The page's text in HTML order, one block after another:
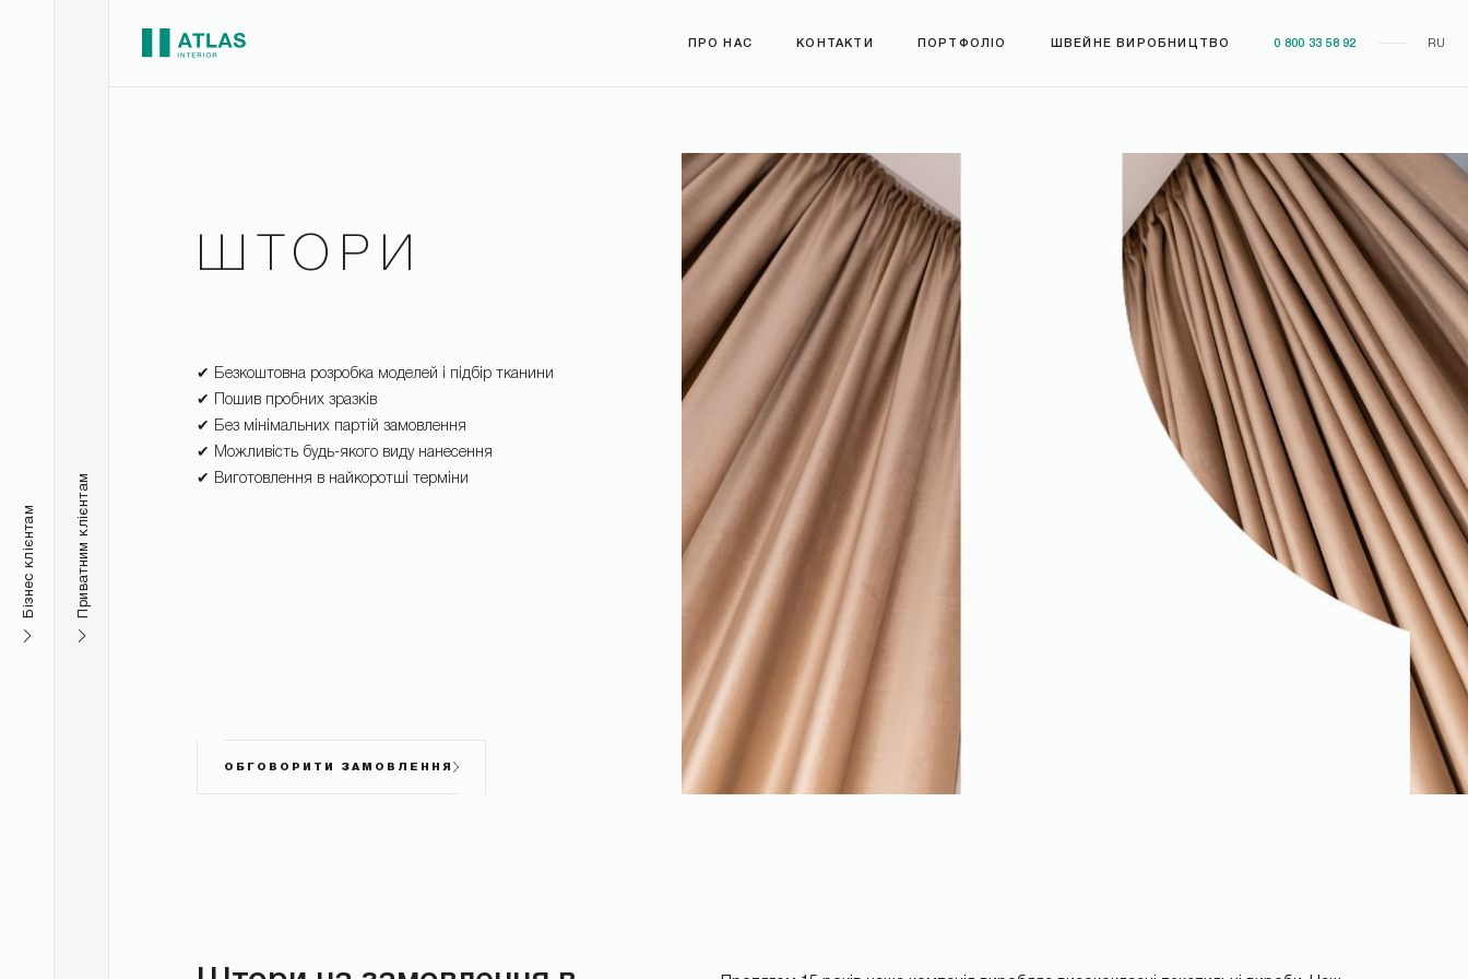
Бізнес клієнтам Приватним клієнтам
ПРО НАС КОНТАКТИ ПОРТФОЛІО ШВЕЙНЕ ВИРОБНИЦТВО 0 800 33 58 92 RU
ШТОРИ
✔ Безкоштовна розробка моделей і підбір тканини
✔ Пошив пробних зразків
✔ Без мінімальних партій замовлення
✔ Можливість будь-якого виду нанесення
✔ Виготовлення в найкоротші терміни
ОБГОВОРИТИ ЗАМОВЛЕННЯ